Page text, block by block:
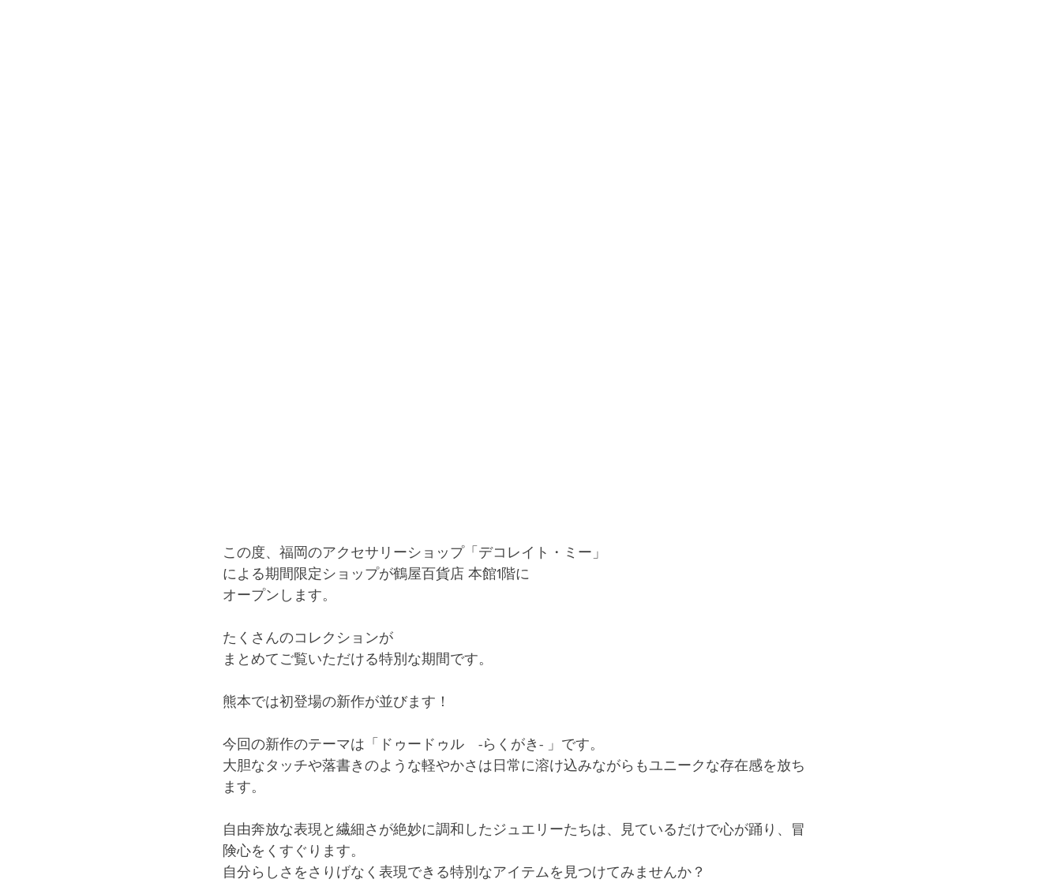
この度、福岡のアクセサリーショップ「デコレイト・ミー」
による期間限定ショップが鶴屋百貨店 本館1階に
オープンします。
たくさんのコレクションが
まとめてご覧いただける特別な期間です。
熊本では初登場の新作が並びます！
今回の新作のテーマは「ドゥードゥル　-らくがき- 」です。
大胆なタッチや落書きのような軽やかさは日常に溶け込みながらもユニークな存在感を放ち
ます。
自由奔放な表現と繊細さが絶妙に調和したジュエリーたちは、見ているだけで心が踊り、冒
険心をくすぐります。
自分らしさをさりげなく表現できる特別なアイテムを見つけてみませんか？